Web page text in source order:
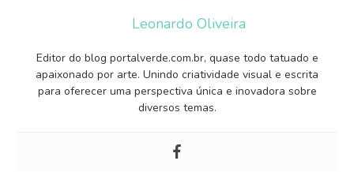
Leonardo Oliveira
Editor do blog portalverde.com.br, quase todo tatuado e
apaixonado por arte. Unindo criatividade visual e escrita
para oferecer uma perspectiva única e inovadora sobre
diversos temas.